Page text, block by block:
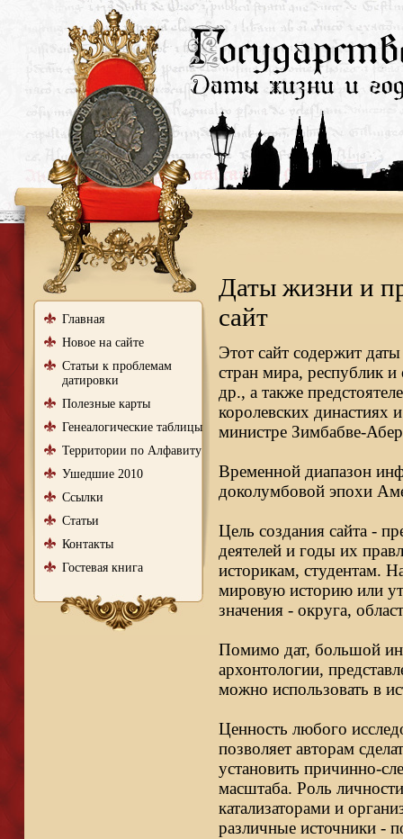
Главная
Новое на сайте
Статьи к проблемам
датировки
Полезные карты
Генеалогические таблицы
Территории по Алфавиту
Ушедшие 2010
Ссылки
Статьи
Контакты
Гостевая книга
Даты жизни и
сайт
Этот сайт содержит
стран мира, республик и
др., а также
королевских династиях
министре Зимбабве-
Временной диапазон
доколумбовой эпохи
Цель создания сайта -
деятелей и годы их
историкам, студентам.
мировую историю или
значения - округа,
Помимо дат, большой
архонтологии,
можно использовать в
Ценность любого
позволяет авторам
установить причинно-
масштаба. Роль
катализаторами и
различные источники -